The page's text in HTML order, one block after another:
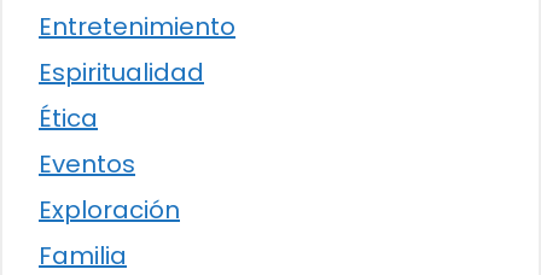
Entretenimiento
Espiritualidad
Ética
Eventos
Exploración
Familia